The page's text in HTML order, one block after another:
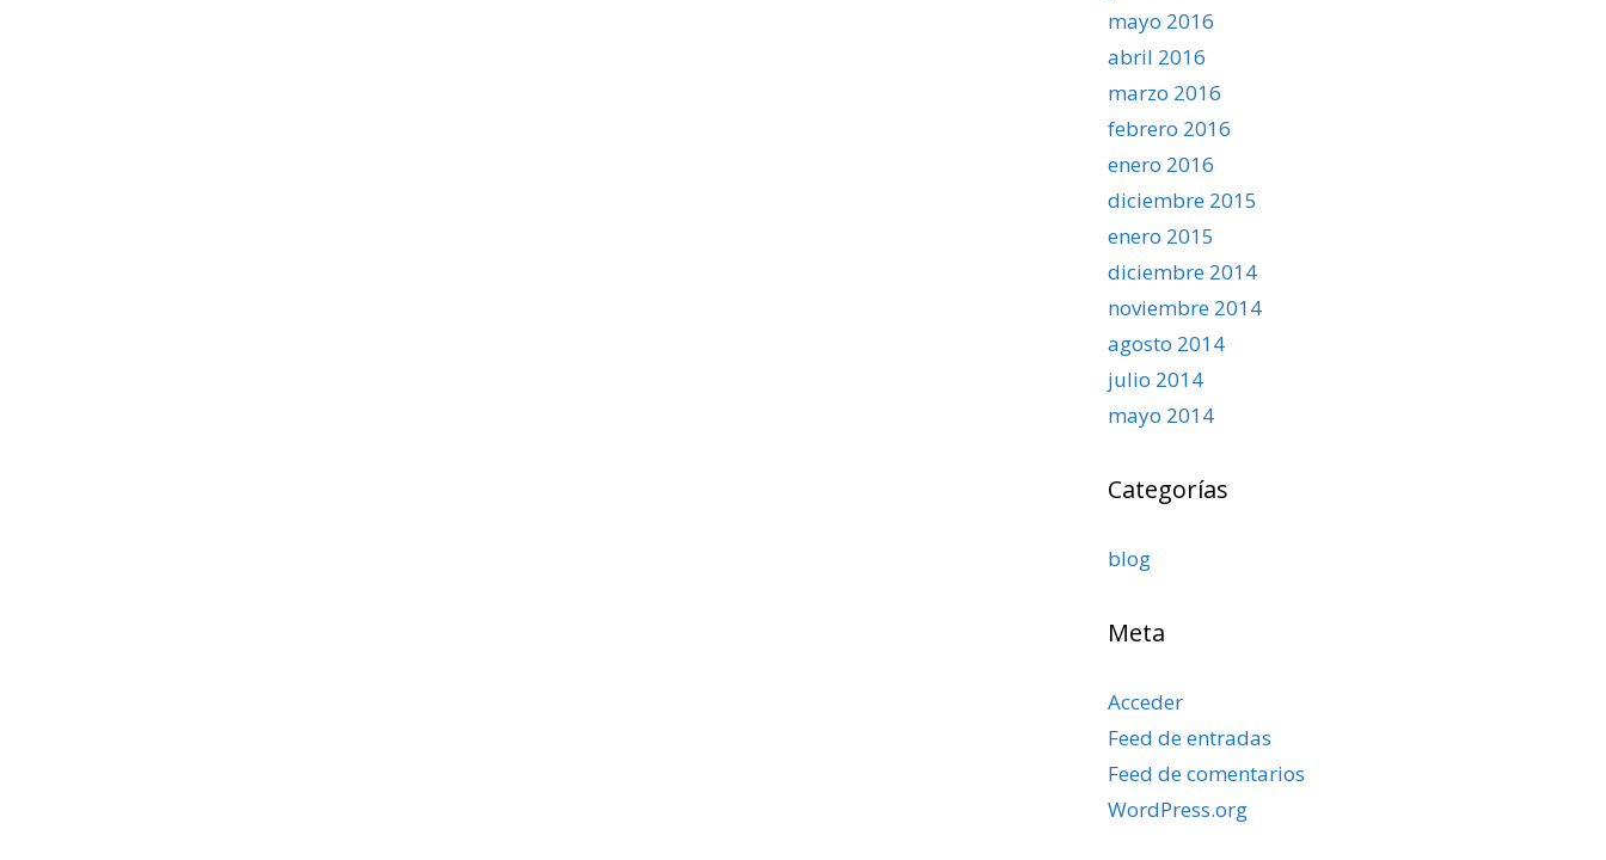
mayo 2016
abril 2016
marzo 2016
febrero 2016
enero 2016
diciembre 2015
enero 2015
diciembre 2014
noviembre 2014
agosto 2014
julio 2014
mayo 2014
Categorías
blog
Meta
Acceder
Feed de entradas
Feed de comentarios
WordPress.org